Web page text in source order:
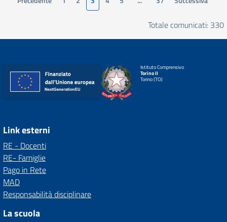
Totale comunicati: 330
Istituto Comprensivo
Torino II
Torino (TO)
Link esterni
RE - Docenti
RE- Famiglie
Pago in Rete
MAD
Responsabilità disciplinare
La scuola